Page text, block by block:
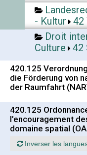
- Kultur
42
Droit
Culture
42
420.125
die Förderung von
der Raumfahrt
420.125
l’encouragement
domaine spatial
Inverser les